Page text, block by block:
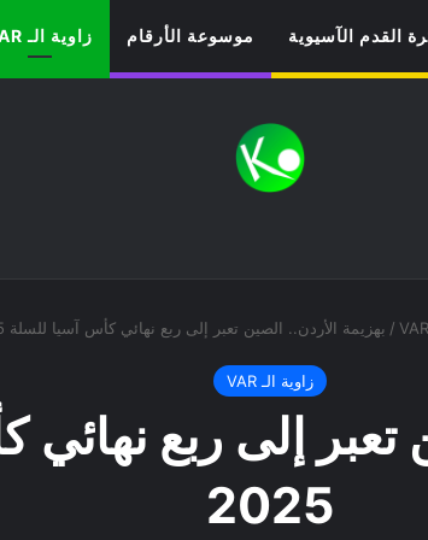
القدم الآسيوية موسوعة الأرقام زاوية الـ VAR
/ بهزيمة الأردن.. الصين تعبر إلى ربع نهائي كأس آسيا للسلة 2025
زاوية الـ VAR
تعبر إلى ربع
2025